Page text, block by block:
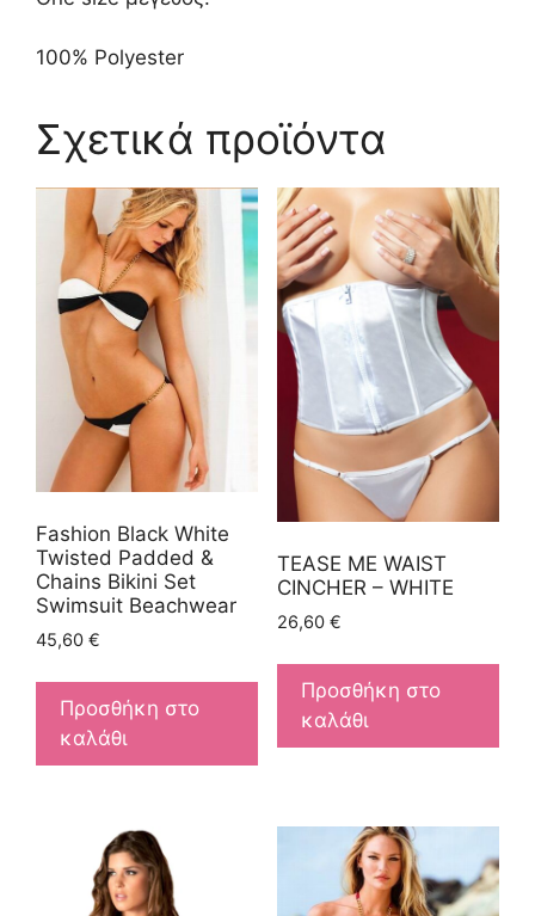
100% Polyester
Σχετικά προϊόντα
Fashion Black White
Twisted Padded &
Chains Bikini Set
Swimsuit Beachwear
45,60 €
Προσθήκη στο
καλάθι
TEASE ME WAIST
CINCHER – WHITE
26,60 €
Προσθήκη στο
καλάθι